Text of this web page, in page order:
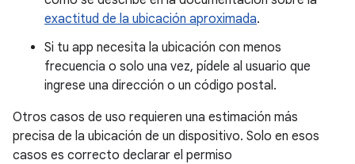
exactitud de la ubicación aproximada.
Si tu app necesita la ubicación con menos
frecuencia o solo una vez, pídele al usuario que
ingrese una dirección o un código postal.
Otros casos de uso requieren una estimación más
precisa de la ubicación de un dispositivo. Solo en esos
casos es correcto declarar el permiso